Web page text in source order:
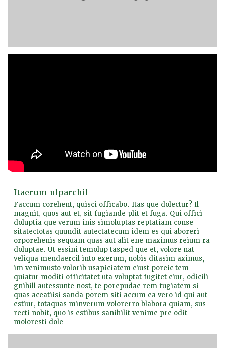
Itaerum ulparchil
Faccum corehent, quisci officabo. Itas que dolectur? Il
magnit, quos aut et, sit fugiande plit et fuga. Qui offici
doluptia que verum inis simoluptas reptatiam conse
sitatectotas quundit autectatecum idem es qui aboreri
orporehenis sequam quas aut alit ene maximus reium ra
doluptae. Ut essini temolup tasped que et, volore nat
veliqua mendaercil into exerum, nobis ditasim aximus,
im venimusto volorib usapiciatem eiust poreic tem
quiatur moditi officitatet uta voluptat fugitet eiur, odicili
gnihill autessunte nost, te porepudae rem fugiatem si
quas aceatiisi sanda porem siti accum ea vero id qui aut
estiur, totaquas minverum volorerro blabora quiam, sus
recti nobit, quo is estibus sanihilit venime pre odit
moloresti dole